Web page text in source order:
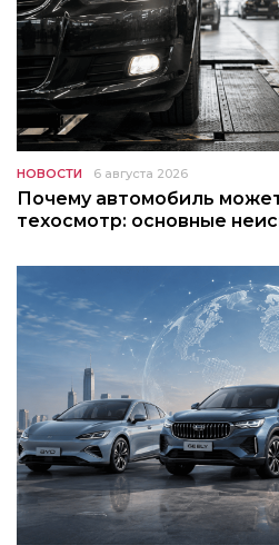
НОВОСТИ 6 августа 2026
Почему автомобиль
техосмотр: основные